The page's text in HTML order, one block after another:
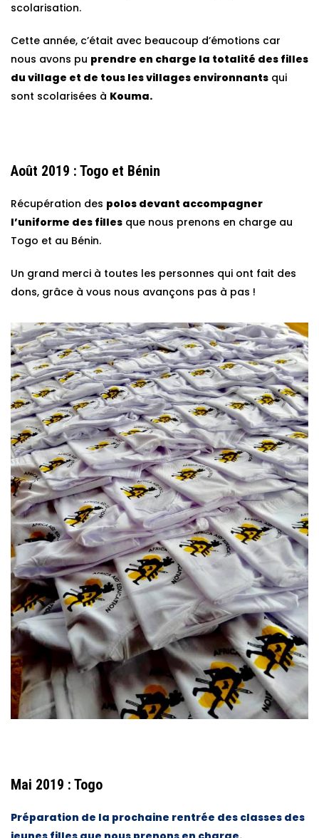
scolarisation.
Cette année, c’était avec beaucoup d’émotions car
nous avons pu prendre en charge la totalité des filles
du village et de tous les villages environnants qui
sont scolarisées à Kouma.
Août 2019 : Togo et Bénin
Récupération des polos devant accompagner
l’uniforme des filles que nous prenons en charge au
Togo et au Bénin.
Un grand merci à toutes les personnes qui ont fait des
dons, grâce à vous nous avançons pas à pas !
Mai 2019 : Togo
Préparation de la prochaine rentrée des classes des